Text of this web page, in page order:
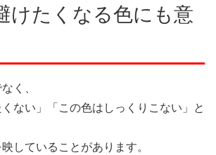
けたくなる色にも意
く、
くない」「この色はしっくりこない」と
していることがあります。